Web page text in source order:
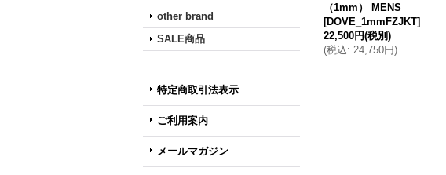
other brand
SALE商品
特定商取引法表示
ご利用案内
メールマガジン
（1mm） MENS
[DOVE_1mmFZJKT]
22,500円(税別)
(税込: 24,750円)